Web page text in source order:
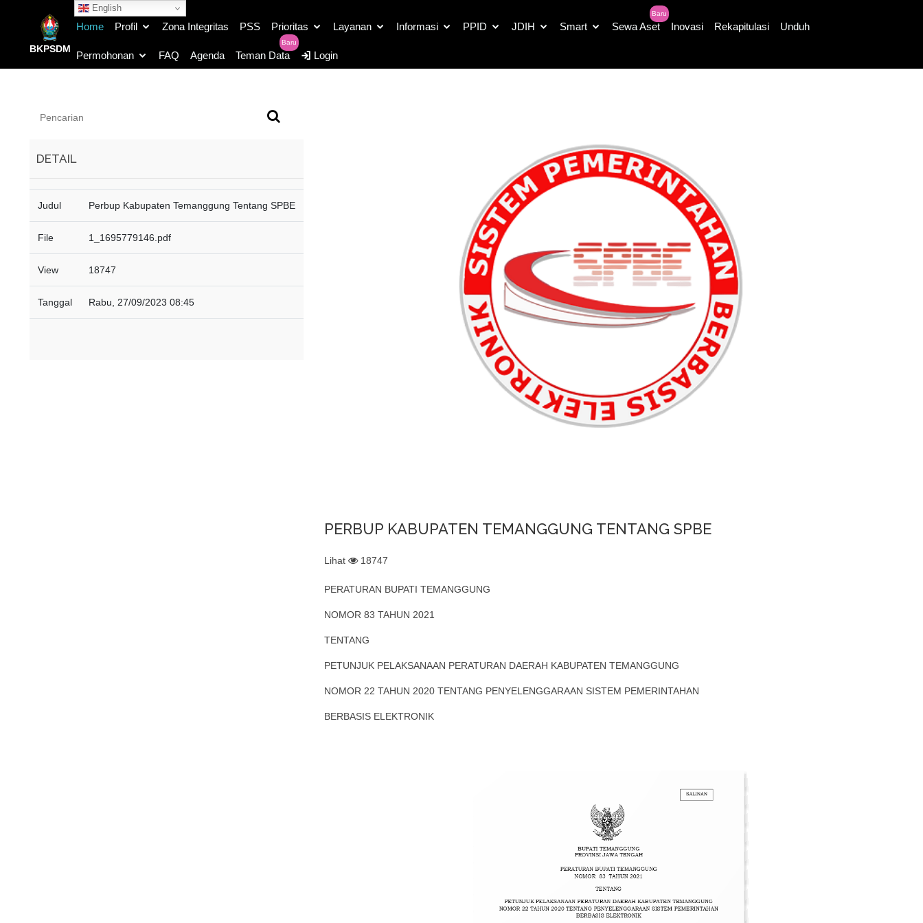
English
BKPSDM
Home Profil Zona Integritas PSS Prioritas Layanan Informasi PPID JDIH Smart Sewa Aset
Baru
Inovasi Rekapitulasi Unduh
Permohonan FAQ Agenda Teman Data
Baru
Login
DETAIL
Judul Perbup Kabupaten Temanggung Tentang SPBE
File 1_1695779146.pdf
View 18747
Tanggal Rabu, 27/09/2023 08:45
PERBUP KABUPATEN TEMANGGUNG TENTANG SPBE
Lihat 18747
PERATURAN BUPATI TEMANGGUNG
NOMOR 83 TAHUN 2021
TENTANG
PETUNJUK PELAKSANAAN PERATURAN DAERAH KABUPATEN TEMANGGUNG
NOMOR 22 TAHUN 2020 TENTANG PENYELENGGARAAN SISTEM PEMERINTAHAN
BERBASIS ELEKTRONIK